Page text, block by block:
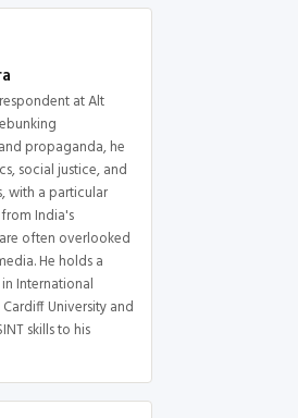
at Alt
propaganda, he
social justice, and
with a particular
India's
often overlooked
He holds a
International
University and
skills to his